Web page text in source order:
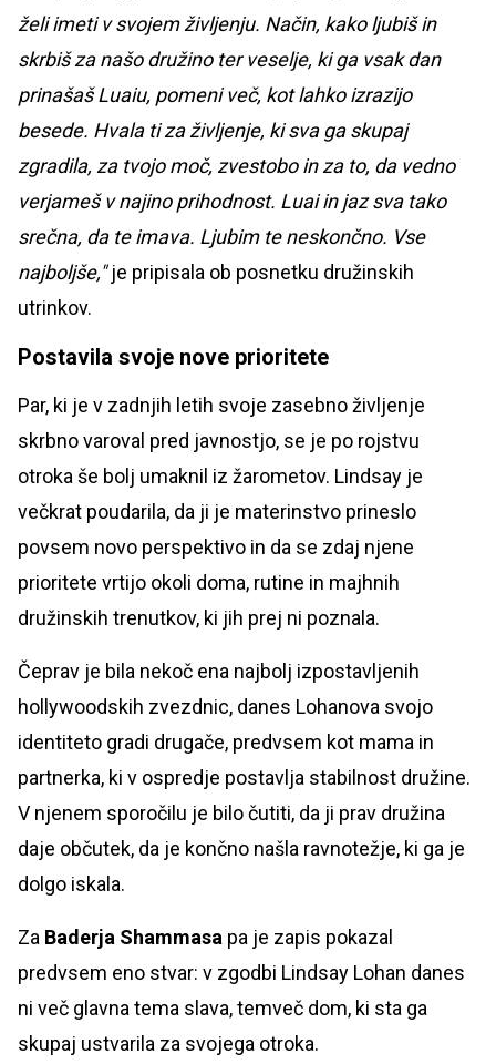
želi imeti v svojem življenju. Način, kako ljubiš in
skrbiš za našo družino ter veselje, ki ga vsak dan
prinašaš Luaiu, pomeni več, kot lahko izrazijo
besede. Hvala ti za življenje, ki sva ga skupaj
zgradila, za tvojo moč, zvestobo in za to, da vedno
verjameš v najino prihodnost. Luai in jaz sva tako
srečna, da te imava. Ljubim te neskončno. Vse
najboljše,"je pripisala ob posnetku družinskih
utrinkov.
Postavila svoje nove prioritete
Par, ki je v zadnjih letih svoje zasebno življenje
skrbno varoval pred javnostjo, se je po rojstvu
otroka še bolj umaknil iz žarometov. Lindsay je
večkrat poudarila, da ji je materinstvo prineslo
povsem novo perspektivo in da se zdaj njene
prioritete vrtijo okoli doma, rutine in majhnih
družinskih trenutkov, ki jih prej ni poznala.
Čeprav je bila nekoč ena najbolj izpostavljenih
hollywoodskih zvezdnic, danes Lohanova svojo
identiteto gradi drugače, predvsem kot mama in
partnerka, ki v ospredje postavlja stabilnost družine.
V njenem sporočilu je bilo čutiti, da ji prav družina
daje občutek, da je končno našla ravnotežje, ki ga je
dolgo iskala.
Za Baderja Shammasa pa je zapis pokazal
predvsem eno stvar: v zgodbi Lindsay Lohan danes
ni več glavna tema slava, temveč dom, ki sta ga
skupaj ustvarila za svojega otroka.